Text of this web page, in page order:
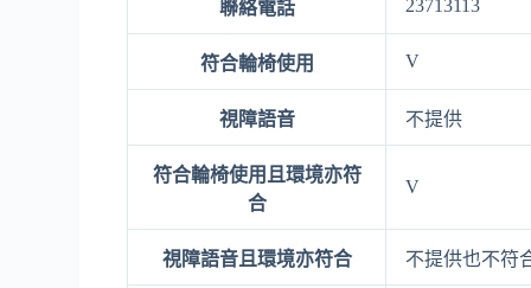
聯絡電話 23713113
符合輪椅使用 V
視障語音 不提供
符合輪椅使用且環境亦符
合
V
視障語音且環境亦符合 不提供也不符